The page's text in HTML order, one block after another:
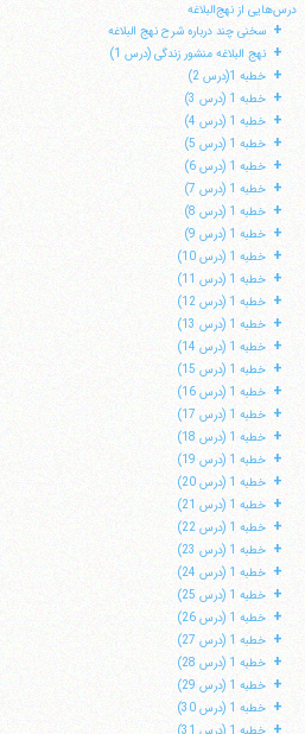
درس‌هایی از نهج‌البلاغه
+ سخنی چند درباره شرح نهج البلاغه
+ نهج البلاغه منشور زندگی (درس 1)
+ خطبه 1(درس 2)
+ خطبه 1 (درس 3)
+ خطبه 1 (درس 4)
+ خطبه 1 (درس 5)
+ خطبه 1 (درس 6)
+ خطبه 1 (درس 7)
+ خطبه 1 (درس 8)
+ خطبه 1 (درس 9)
+ خطبه 1 (درس 10)
+ خطبه 1 (درس 11)
+ خطبه 1 (درس 12)
+ خطبه 1 (درس 13)
+ خطبه 1 (درس 14)
+ خطبه 1 (درس 15)
+ خطبه 1 (درس 16)
+ خطبه 1 (درس 17)
+ خطبه 1 (درس 18)
+ خطبه 1 (درس 19)
+ خطبه 1 (درس 20)
+ خطبه 1 (درس 21)
+ خطبه 1 (درس 22)
+ خطبه 1 (درس 23)
+ خطبه 1 (درس 24)
+ خطبه 1 (درس 25)
+ خطبه 1 (درس 26)
+ خطبه 1 (درس 27)
+ خطبه 1 (درس 28)
+ خطبه 1 (درس 29)
+ خطبه 1 (درس 30)